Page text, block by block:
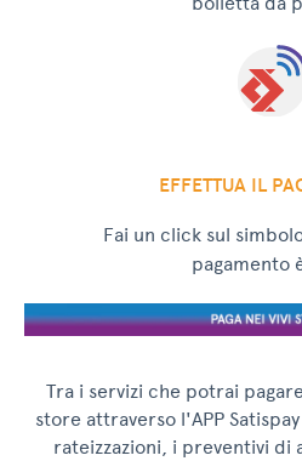
EFFETTUA IL
Fai un click sul
pagamento
Tra i servizi che potrai
store attraverso l'APP
rateizzazioni, i preventivi di